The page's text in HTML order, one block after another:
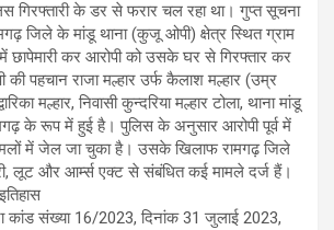
गिरफ्तारी के डर से फरार चल रहा था। गुप्त सूचना
जिले के मांडू थाना (कुजू ओपी) क्षेत्र स्थित ग्राम
में छापेमारी कर आरोपी को उसके घर से गिरफ्तार कर
की पहचान राजा मल्हार उर्फ कैलाश मल्हार (उम्र
मल्हार, निवासी कुन्दरिया मल्हार टोला, थाना मांडू
के रूप में हुई है। पुलिस के अनुसार आरोपी पूर्व में
में जेल जा चुका है। उसके खिलाफ रामगढ़ जिले
लूट और आर्म्स एक्ट से संबंधित कई मामले दर्ज हैं।
कांड संख्या 16/2023, दिनांक 31 जुलाई 2023,